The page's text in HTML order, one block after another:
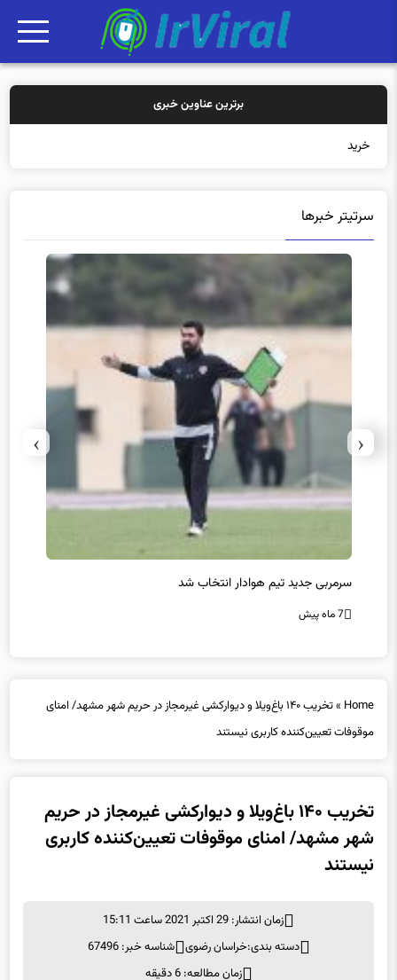
برترین عناوین خبری
خرید بیمه: سنتی ی
سرتیتر خبرها
سرمربی جدید تیم هوادار انتخاب شد
7 ماه پیش
‹
›
Home
»
تخریب ۱۴۰ باغ‌ویلا و دیوارکشی غیرمجاز در حریم شهر مشهد/ امنای
موقوفات تعیین‌کننده کاربری نیستند
تخریب ۱۴۰ باغ‌ویلا و دیوارکشی غیرمجاز در حریم
شهر مشهد/ امنای موقوفات تعیین‌کننده کاربری
نیستند
زمان انتشار: 29 اکتبر 2021 ساعت 15:11
دسته بندی:خراسان رضوی
شناسه خبر: 67496
زمان مطالعه: 6 دقیقه